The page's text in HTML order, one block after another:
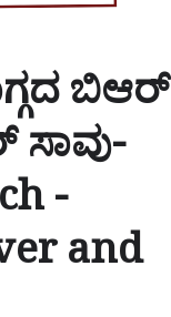
ಬಿಆರ್
ಸಾವು-
-
and